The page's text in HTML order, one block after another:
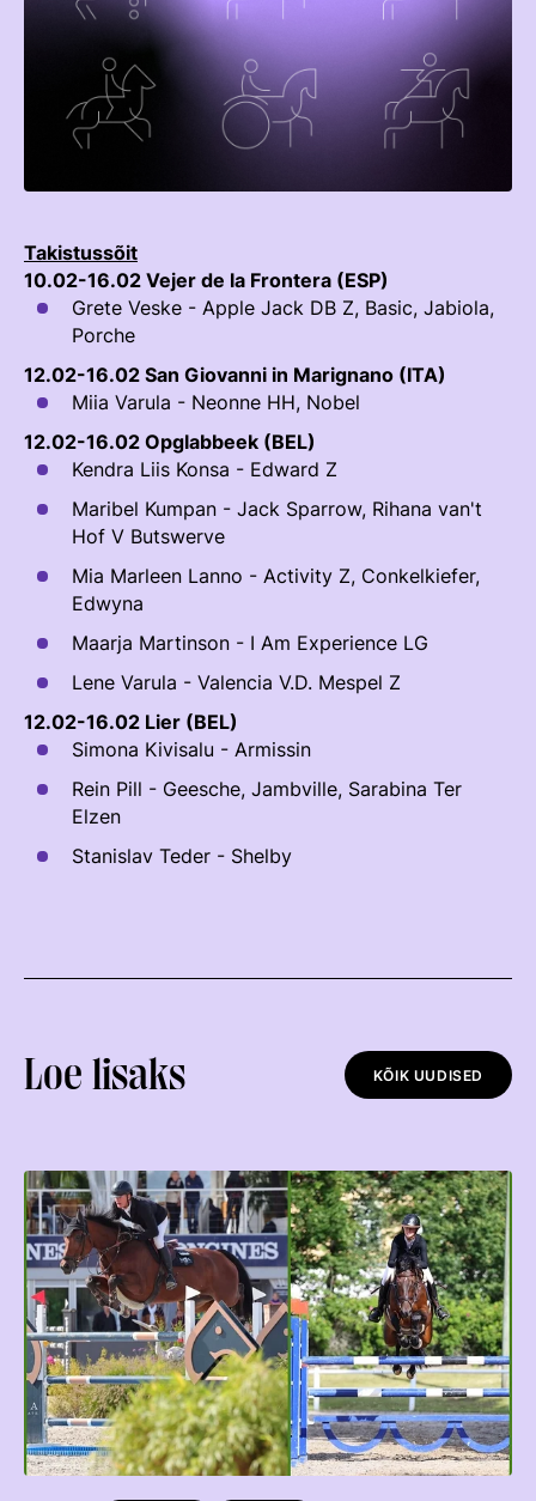
TEENUSTE HINNAKIRI
AJALUGU
Ajajoon
Eesti Ratsasportlased Tiitlivõistlustel
Aastaraamatud
KLUBID
PROJEKTID
ERA SA
Noortespordi Toetamine
HOBUSTE HEAOLU
AUSA MÄNGU PÕHIMÕTTED
Mänedžer Ja Komitee
Välisvõistlustel Osaleja Meelespea
KOOLISÕIT JA PARAKOOLISÕIT
Võistlussarjad
Edetabelid
Koolitused
Estonian Dressage Team
Mänedžer Ja Komiteed
Välisvõistlustel Osaleja Meelespea
KOLMEVÕISTLUS
Regulatsioonid
Võistluskalender
Võistlussarjad
Edetabelid
Ametnikud
Koolitused
Regulatsioonid
Edetabelid
Ametnikud
Koolitused
Mänedžer Ja Komitee
Välisvõistlustel Osaleja Meelespea
RAKENDISPORT
Regulatsioonid
Taastaotlemine
Õppematerjalid
Kutseeksam
EOK Treenerite Register
KOOLITUSED
KONTROLLI EOK TREENERI KUTSET
Takistussõit
10.02-16.02 Vejer de la Frontera (ESP)
Grete Veske - Apple Jack DB Z, Basic, Jabiola,
Porche
12.02-16.02 San Giovanni in Marignano (ITA)
Miia Varula - Neonne HH, Nobel
12.02-16.02 Opglabbeek (BEL)
Kendra Liis Konsa - Edward Z
Maribel Kumpan - Jack Sparrow, Rihana van't
Hof V Butswerve
Mia Marleen Lanno - Activity Z, Conkelkiefer,
Edwyna
Maarja Martinson - I Am Experience LG
Lene Varula - Valencia V.D. Mespel Z
12.02-16.02 Lier (BEL)
Simona Kivisalu - Armissin
Rein Pill - Geesche, Jambville, Sarabina Ter
Elzen
Stanislav Teder - Shelby
Loe lisaks KÕIK UUDISED